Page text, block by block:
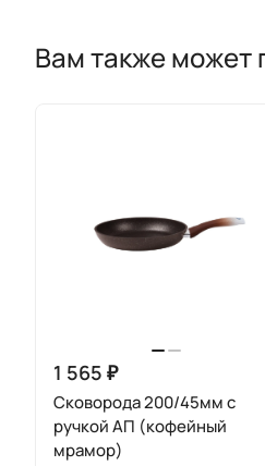
Вам также может
1 565 ₽
Сковорода 200/45мм с
ручкой АП (кофейный
мрамор)